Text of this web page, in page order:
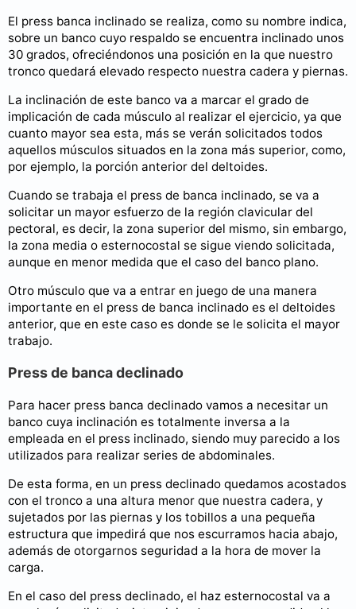
El press banca inclinado se realiza, como su nombre indica,
sobre un banco cuyo respaldo se encuentra inclinado unos
30 grados, ofreciéndonos una posición en la que nuestro
tronco quedará elevado respecto nuestra cadera y piernas.
La inclinación de este banco va a marcar el grado de
implicación de cada músculo al realizar el ejercicio, ya que
cuanto mayor sea esta, más se verán solicitados todos
aquellos músculos situados en la zona más superior, como,
por ejemplo, la porción anterior del deltoides.
Cuando se trabaja el press de banca inclinado, se va a
solicitar un mayor esfuerzo de la región clavicular del
pectoral, es decir, la zona superior del mismo, sin embargo,
la zona media o esternocostal se sigue viendo solicitada,
aunque en menor medida que el caso del banco plano.
Otro músculo que va a entrar en juego de una manera
importante en el press de banca inclinado es el deltoides
anterior, que en este caso es donde se le solicita el mayor
trabajo.
Press de banca declinado
Para hacer press banca declinado vamos a necesitar un
banco cuya inclinación es totalmente inversa a la
empleada en el press inclinado, siendo muy parecido a los
utilizados para realizar series de abdominales.
De esta forma, en un press declinado quedamos acostados
con el tronco a una altura menor que nuestra cadera, y
sujetados por las piernas y los tobillos a una pequeña
estructura que impedirá que nos escurramos hacia abajo,
además de otorgarnos seguridad a la hora de mover la
carga.
En el caso del press declinado, el haz esternocostal va a